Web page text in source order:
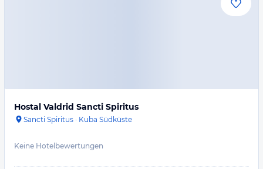
Hostal Valdrid Sancti Spiritus
Sancti Spiritus · Kuba Südküste
Keine Hotelbewertungen